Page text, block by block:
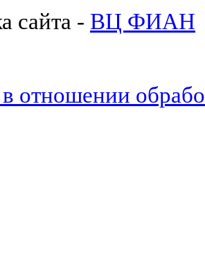
сайта - ВЦ ФИАН
отношении